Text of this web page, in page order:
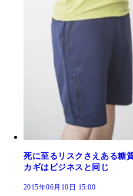
死に至るリスクさえある糖
カギはビジネスと同じ
2015年06月10日 15:00